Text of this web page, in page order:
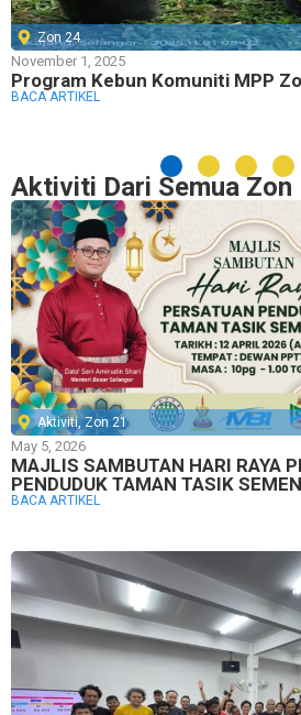
Zon 24
November 1, 2025
Program Kebun Komuniti MPP
BACA ARTIKEL
Aktiviti Dari Semua Zon
Aktiviti,Zon 21
May 5, 2026
MAJLIS SAMBUTAN HARI RAYA
PENDUDUK TAMAN TASIK
BACA ARTIKEL